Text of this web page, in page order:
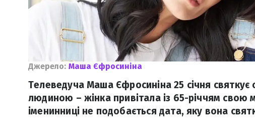
Джерело: Маша Єфросиніна
Телеведуча Маша Єфросиніна 25 січня
людиною – жінка привітала із 65-річчям свою
іменинниці не подобається дата, яку вона